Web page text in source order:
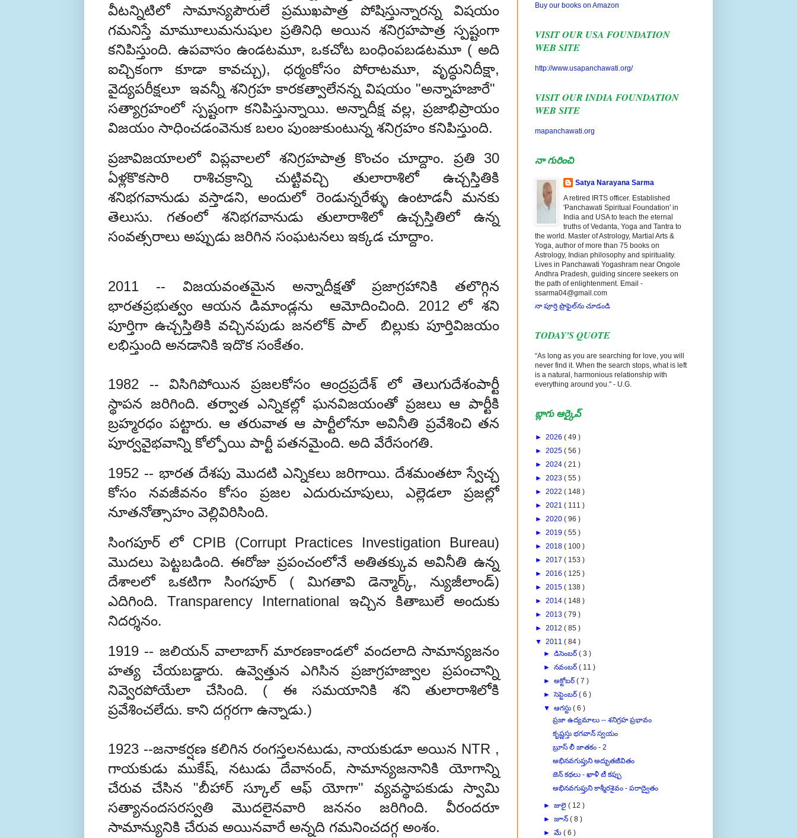
వీటన్నిటిలో సామాన్యపౌరులే ప్రముఖపాత్ర పోషిస్తున్నారన్న విషయం
గమనిస్తే మామూలుమనుషుల ప్రతినిధి అయిన శనిగ్రహపాత్ర స్పష్టంగా
కనిపిస్తుంది. ఉపవాసం ఉండటమూ, ఒకచోట బంధింపబడటమూ ( అది
ఐచ్చికంగా కూడా కావచ్చు), ధర్మంకోసం పోరాటమూ, వృద్ధునిదీక్షా,
వైద్యపరీక్షలూ ఇవన్నీ శనిగ్రహ కారకత్వాలేనన్న విషయం "అన్నాహజారే"
సత్యాగ్రహంలో స్పష్టంగా కనిపిస్తున్నాయి. అన్నాదీక్ష వల్ల, ప్రజాభిప్రాయం
విజయం సాధించడంవెనుక బలం పుంజుకుంటున్న శనిగ్రహం కనిపిస్తుంది.
ప్రజావిజయాలలో విప్లవాలలో శనిగ్రహపాత్ర కొంచం చూద్దాం. ప్రతి 30
ఏళ్లకొకసారి రాశిచక్రాన్ని చుట్టివచ్చి తులారాశిలో ఉచ్చస్తితికి
శనిభగవానుడు వస్తాడని, అందులో రెండున్నరేళ్ళు ఉంటాడనీ మనకు
తెలుసు. గతంలో శనిభగవానుడు తులారాశిలో ఉచ్చస్తితిలో ఉన్న
సంవత్సరాలు అప్పుడు జరిగిన సంఘటనలు ఇక్కడ చూద్దాం.
2011 -- విజయవంతమైన అన్నాదీక్షతో ప్రజాగ్రహానికి తలొగ్గిన
భారతప్రభుత్వం ఆయన డిమాండ్లను ఆమోదించింది. 2012 లో శని
పూర్తిగా ఉచ్చస్తితికి వచ్చినపుడు జనలోక్ పాల్ బిల్లుకు పూర్తివిజయం
లభిస్తుంది అనడానికి ఇదొక సంకేతం.
1982 -- విసిగిపోయిన ప్రజలకోసం ఆంద్రప్రదేశ్ లో తెలుగుదేశంపార్టీ
స్థాపన జరిగింది. తర్వాత ఎన్నికల్లో ఘనవిజయంతో ప్రజలు ఆ పార్టీకి
బ్రహ్మరధం పట్టారు. ఆ తరువాత ఆ పార్టీలోనూ అవినీతి ప్రవేశించి తన
పూర్వవైభవాన్ని కోల్పోయి పార్టీ పతనమైంది. అది వేరేసంగతి.
1952 -- భారత దేశపు మొదటి ఎన్నికలు జరిగాయి. దేశమంతటా స్వేచ్చ
కోసం నవజీవనం కోసం ప్రజల ఎదురుచూపులు, ఎల్లెడలా ప్రజల్లో
నూతనోత్సాహం వెల్లివిరిసింది.
సింగపూర్ లో CPIB (Corrupt Practices Investigation Bureau)
మొదలు పెట్టబడింది. ఈరోజు ప్రపంచంలోనే అతితక్కువ అవినీతి ఉన్న
దేశాలలో ఒకటిగా సింగపూర్ ( మిగతావి డెన్మార్క్, న్యుజీలాండ్)
ఎదిగింది. Transparency International ఇచ్చిన కితాబులే అందుకు
నిదర్శనం.
1919 -- జలియన్ వాలాబాగ్ మారణకాండలో వందలాది సామాన్యజనం
హత్య చేయబడ్డారు. ఉవ్వెత్తున ఎగిసిన ప్రజాగ్రహజ్వాల ప్రపంచాన్ని
నివ్వెరపోయేలా చేసింది. ( ఈ సమయానికి శని తులారాశిలోకి
ప్రవేశించలేదు. కాని దగ్గరగా ఉన్నాడు.)
1923 --జనాకర్షణ కలిగిన రంగస్తలనటుడు, నాయకుడూ అయిన NTR ,
గాయకుడు ముకేష్, నటుడు దేవానంద్, సామాన్యజనానికి యోగాన్ని
చేరువ చేసిన "బీహార్ స్కూల్ ఆఫ్ యోగా" వ్యవస్థాపకుడు స్వామి
సత్యానందసరస్వతి మొదలైనవారి జననం జరిగింది. వీరందరూ
సామాన్యునికి చేరువ అయినవారే అన్నది గమనించదగ్గ అంశం.
Buy our books on Amazon
VISIT OUR USA FOUNDATION
WEB SITE
http://www.usapanchawati.org/
VISIT OUR INDIA FOUNDATION
WEB SITE
mapanchawati.org
నా గురించి
Satya Narayana Sarma
A retired IRTS officer. Established
'Panchawati Spiritual Foundation' in
India and USA to teach the eternal
truths of Vedanta, Yoga and Tantra to
the world. Master of Astrology, Martial Arts &
Yoga, author of more than 75 books on
Astrology, Indian philosophy and spirituality.
Lives in Panchawati Yogashram near Ongole
Andhra Pradesh, guiding sincere seekers on
the path of enlightenment. Email -
ssarma04@gmail.com
నా పూర్తి ప్రొఫైల్‌ను చూడండి
TODAY'S QUOTE
“As long as you are searching for love, you will
never find it. When the search stops, what is left
is a natural, harmonious relationship with
everything around you." - U.G.
బ్లాగు ఆర్కైవ్
► 2026 ( 49 )
► 2025 ( 56 )
► 2024 ( 21 )
► 2023 ( 55 )
► 2022 ( 148 )
► 2021 ( 111 )
► 2020 ( 96 )
► 2019 ( 55 )
► 2018 ( 100 )
► 2017 ( 153 )
► 2016 ( 125 )
► 2015 ( 138 )
► 2014 ( 148 )
► 2013 ( 79 )
► 2012 ( 85 )
▼ 2011 ( 84 )
►డిసెంబర్( 3 )
►నవంబర్( 11 )
►అక్టోబర్( 7 )
►సెప్టెంబర్( 6 )
▼ఆగస్టు( 6 )
ప్రజా ఉద్యమాలు -- శనిగ్రహ ప్రభావం
కృష్ణస్తు భగవాన్ స్వయం
బ్రూస్ లీ జాతకం - 2
అభినవగుప్తుని అద్భుతజీవితం
జెన్ కథలు - ఖాళీ టీ కప్పు
అభినవగుప్తుని కాశ్మీరశైవం - పరాద్వైతం
►జులై( 12 )
►జూన్( 8 )
►మే( 6 )